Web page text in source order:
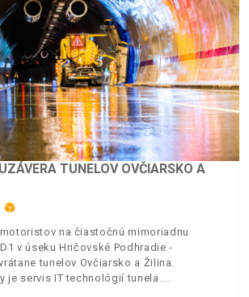
TUNELOV OVČIARSKO A
na čiastočnú mimoriadnu
v úseku Hričovské Podhradie -
tunelov Ovčiarsko a Žilina.
je servis IT technológií tunela.